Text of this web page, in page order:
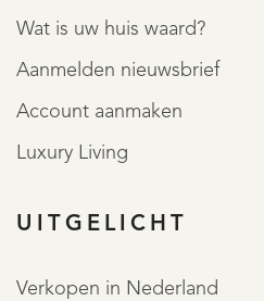
Wat is uw huis waard?
Aanmelden nieuwsbrief
Account aanmaken
Luxury Living
UITGELICHT
Verkopen in Nederland